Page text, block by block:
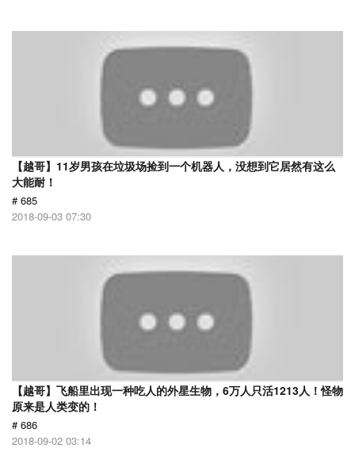
【越哥】11岁男孩在垃圾场捡到一个机器人，没想到它居然有这么
大能耐！
# 685
2018-09-03 07:30
【越哥】飞船里出现一种吃人的外星生物，6万人只活1213人！怪物
原来是人类变的！
# 686
2018-09-02 03:14